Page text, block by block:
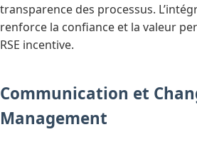
transparence des processus.
renforce la confiance et la valeur
RSE incentive.
Communication et
Management